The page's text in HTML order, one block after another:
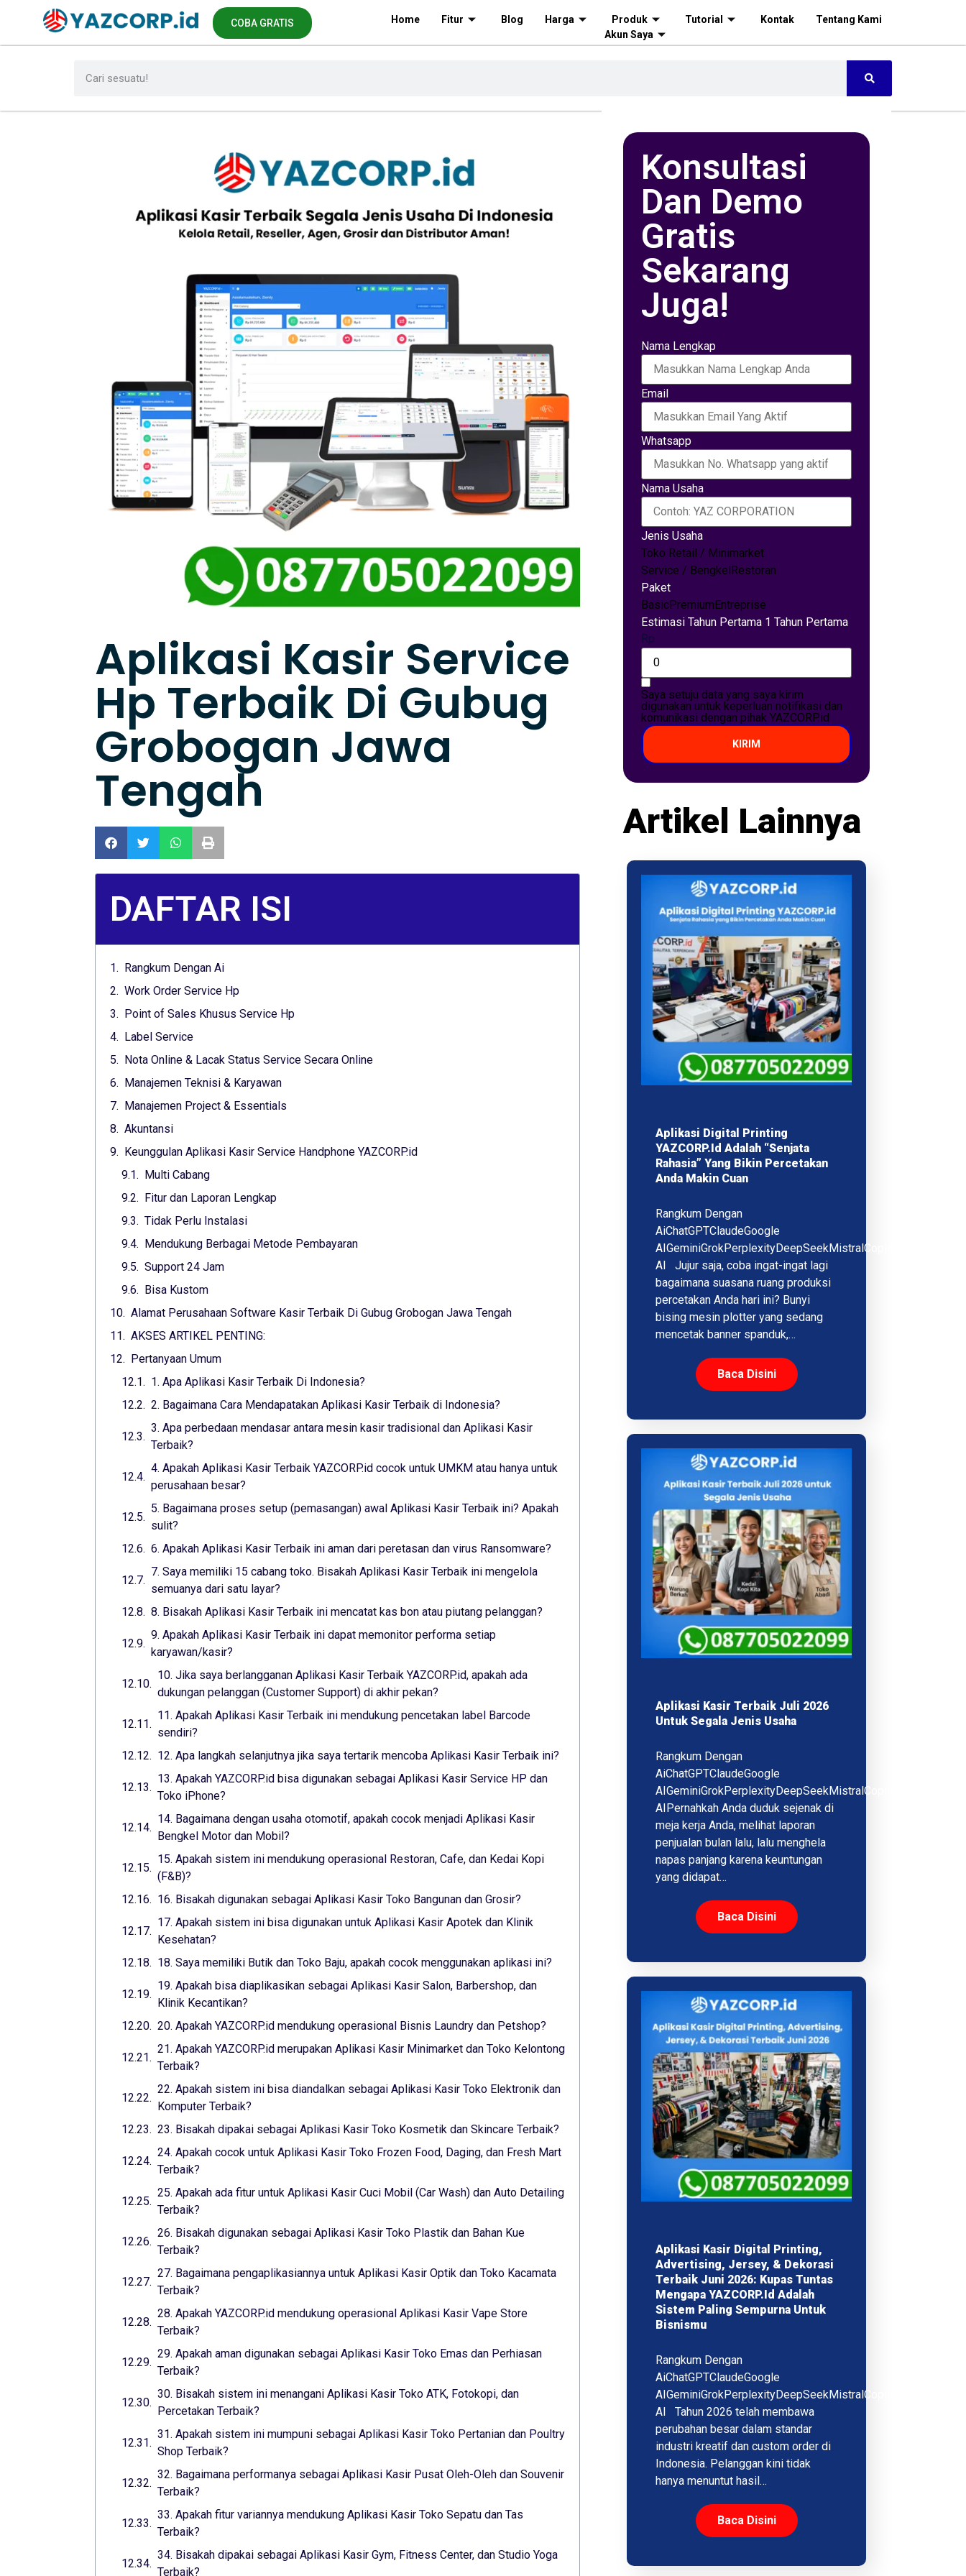
COBA GRATIS Home Fitur Blog Harga Produk Tutorial Kontak
Tentang Kami
Akun Saya
Aplikasi Kasir Service
Hp Terbaik Di Gubug
Grobogan Jawa
Tengah
DAFTAR ISI
Rangkum Dengan Ai
Work Order Service Hp
Point of Sales Khusus Service Hp
Label Service
Nota Online & Lacak Status Service Secara Online
Manajemen Teknisi & Karyawan
Manajemen Project & Essentials
Akuntansi
Keunggulan Aplikasi Kasir Service Handphone YAZCORP.id
Multi Cabang
Fitur dan Laporan Lengkap
Tidak Perlu Instalasi
Mendukung Berbagai Metode Pembayaran
Support 24 Jam
Bisa Kustom
Alamat Perusahaan Software Kasir Terbaik Di Gubug Grobogan Jawa Tengah
AKSES ARTIKEL PENTING:
Pertanyaan Umum
1. Apa Aplikasi Kasir Terbaik Di Indonesia?
2. Bagaimana Cara Mendapatakan Aplikasi Kasir Terbaik di Indonesia?
3. Apa perbedaan mendasar antara mesin kasir tradisional dan Aplikasi Kasir
Terbaik?
4. Apakah Aplikasi Kasir Terbaik YAZCORP.id cocok untuk UMKM atau hanya untuk
perusahaan besar?
5. Bagaimana proses setup (pemasangan) awal Aplikasi Kasir Terbaik ini? Apakah
sulit?
6. Apakah Aplikasi Kasir Terbaik ini aman dari peretasan dan virus Ransomware?
7. Saya memiliki 15 cabang toko. Bisakah Aplikasi Kasir Terbaik ini mengelola
semuanya dari satu layar?
8. Bisakah Aplikasi Kasir Terbaik ini mencatat kas bon atau piutang pelanggan?
9. Apakah Aplikasi Kasir Terbaik ini dapat memonitor performa setiap
karyawan/kasir?
10. Jika saya berlangganan Aplikasi Kasir Terbaik YAZCORP.id, apakah ada
dukungan pelanggan (Customer Support) di akhir pekan?
11. Apakah Aplikasi Kasir Terbaik ini mendukung pencetakan label Barcode
sendiri?
12. Apa langkah selanjutnya jika saya tertarik mencoba Aplikasi Kasir Terbaik ini?
13. Apakah YAZCORP.id bisa digunakan sebagai Aplikasi Kasir Service HP dan
Toko iPhone?
14. Bagaimana dengan usaha otomotif, apakah cocok menjadi Aplikasi Kasir
Bengkel Motor dan Mobil?
15. Apakah sistem ini mendukung operasional Restoran, Cafe, dan Kedai Kopi
(F&B)?
16. Bisakah digunakan sebagai Aplikasi Kasir Toko Bangunan dan Grosir?
17. Apakah sistem ini bisa digunakan untuk Aplikasi Kasir Apotek dan Klinik
Kesehatan?
18. Saya memiliki Butik dan Toko Baju, apakah cocok menggunakan aplikasi ini?
19. Apakah bisa diaplikasikan sebagai Aplikasi Kasir Salon, Barbershop, dan
Klinik Kecantikan?
20. Apakah YAZCORP.id mendukung operasional Bisnis Laundry dan Petshop?
21. Apakah YAZCORP.id merupakan Aplikasi Kasir Minimarket dan Toko Kelontong
Terbaik?
22. Apakah sistem ini bisa diandalkan sebagai Aplikasi Kasir Toko Elektronik dan
Komputer Terbaik?
23. Bisakah dipakai sebagai Aplikasi Kasir Toko Kosmetik dan Skincare Terbaik?
24. Apakah cocok untuk Aplikasi Kasir Toko Frozen Food, Daging, dan Fresh Mart
Terbaik?
25. Apakah ada fitur untuk Aplikasi Kasir Cuci Mobil (Car Wash) dan Auto Detailing
Terbaik?
26. Bisakah digunakan sebagai Aplikasi Kasir Toko Plastik dan Bahan Kue
Terbaik?
27. Bagaimana pengaplikasiannya untuk Aplikasi Kasir Optik dan Toko Kacamata
Terbaik?
28. Apakah YAZCORP.id mendukung operasional Aplikasi Kasir Vape Store
Terbaik?
29. Apakah aman digunakan sebagai Aplikasi Kasir Toko Emas dan Perhiasan
Terbaik?
30. Bisakah sistem ini menangani Aplikasi Kasir Toko ATK, Fotokopi, dan
Percetakan Terbaik?
31. Apakah sistem ini mumpuni sebagai Aplikasi Kasir Toko Pertanian dan Poultry
Shop Terbaik?
32. Bagaimana performanya sebagai Aplikasi Kasir Pusat Oleh-Oleh dan Souvenir
Terbaik?
33. Apakah fitur variannya mendukung Aplikasi Kasir Toko Sepatu dan Tas
Terbaik?
34. Bisakah dipakai sebagai Aplikasi Kasir Gym, Fitness Center, dan Studio Yoga
Terbaik?
Konsultasi
Dan Demo
Gratis
Sekarang
Juga!
Nama Lengkap
Email
Whatsapp
Nama Usaha
Jenis Usaha
Toko Retail / Minimarket
Service / BengkelRestoran
Paket
BasicPremiumEntreprise
Estimasi Tahun Pertama 1 Tahun Pertama
Rp
Saya setuju data yang saya kirim
digunakan untuk keperluan notifikasi dan
komunikasi dengan pihak YAZCORP.id
KIRIM
Artikel Lainnya
Aplikasi Digital Printing
YAZCORP.id Adalah “Senjata
Rahasia” Yang Bikin Percetakan
Anda Makin Cuan
Rangkum Dengan
AiChatGPTClaudeGoogle
AIGeminiGrokPerplexityDeepSeekMistralCopilotQwenMeta
AI Jujur saja, coba ingat-ingat lagi
bagaimana suasana ruang produksi
percetakan Anda hari ini? Bunyi
bising mesin plotter yang sedang
mencetak banner spanduk,…
Baca Disini
Aplikasi Kasir Terbaik Juli 2026
Untuk Segala Jenis Usaha
Rangkum Dengan
AiChatGPTClaudeGoogle
AIGeminiGrokPerplexityDeepSeekMistralCopilotQwenMeta
AIPernahkah Anda duduk sejenak di
meja kerja Anda, melihat laporan
penjualan bulan lalu, lalu menghela
napas panjang karena keuntungan
yang didapat…
Baca Disini
Aplikasi Kasir Digital Printing,
Advertising, Jersey, & Dekorasi
Terbaik Juni 2026: Kupas Tuntas
Mengapa YAZCORP.id Adalah
Sistem Paling Sempurna Untuk
Bisnismu
Rangkum Dengan
AiChatGPTClaudeGoogle
AIGeminiGrokPerplexityDeepSeekMistralCopilotQwenMeta
AI Tahun 2026 telah membawa
perubahan besar dalam standar
industri kreatif dan custom order di
Indonesia. Pelanggan kini tidak
hanya menuntut hasil…
Baca Disini